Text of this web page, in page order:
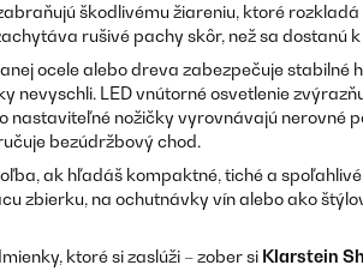
škodlivému žiareniu, ktoré
rušivé pachy skôr, než sa dostanú k
ocele alebo dreva zabezpečuje stabilné
nevyschli. LED vnútorné osvetlenie
nastaviteľné nožičky vyrovnávajú nerovné
bezúdržbový chod.
ak hľadáš kompaktné, tiché a
zbierku, na ochutnávky vín alebo ako
ktoré si zaslúži – zober si Klarstein